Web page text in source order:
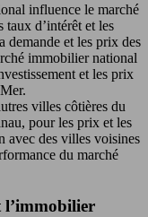
influence le marché
d’intérêt et les
demande et les prix des
immobilier national
et les prix
villes côtières du
pour les prix et les
avec des villes voisines
du marché
l’immobilier